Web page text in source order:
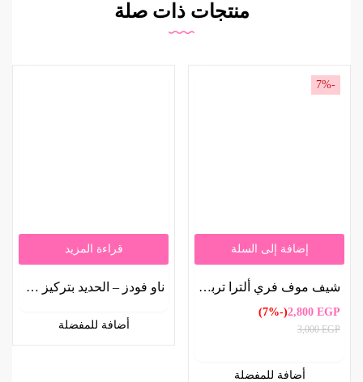
منتجات ذات صلة
إضافة إلى السلة
-7%
شيف موف فري ألترا تربل أكشن مكمل لصحة المفاصل – 75 قرصًا | Schiff Move Free Ultra Triple Action Joint Supplement, 75 Tablets
2,800 EGP
(-7%)
3,000EGP
أضافة للمفضلة
قراءة المزيد
ناو فودز – الحديد بتركيز مزدوج 36 مجم – 90 كبسولة نباتية | NOW Foods, Iron, Double Strength, 36 mg, 90 Veg Capsules
أضافة للمفضلة